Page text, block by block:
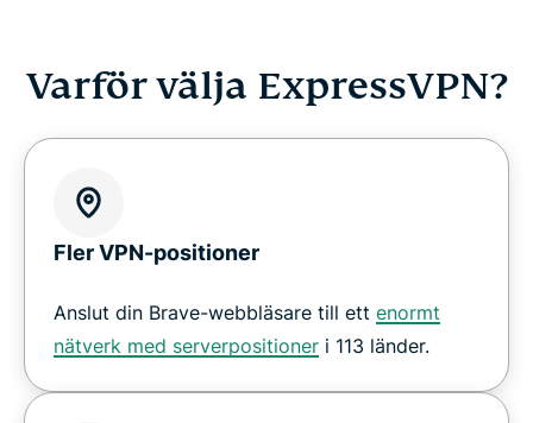
Varför välja ExpressVPN?
Fler VPN-positioner
Anslut din Brave-webbläsare till ett enormt
nätverk med serverpositioner i 113 länder.